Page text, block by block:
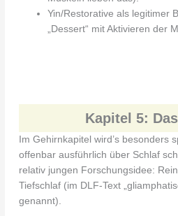
Yin/Restorative als legitimer
„Dessert“ mit Aktivieren der
Kapitel 5:
Im Gehirnkapitel wird’s besonders
offenbar ausführlich über Schlaf
relativ jungen Forschungsidee:
Tiefschlaf (im DLF-Text
genannt).